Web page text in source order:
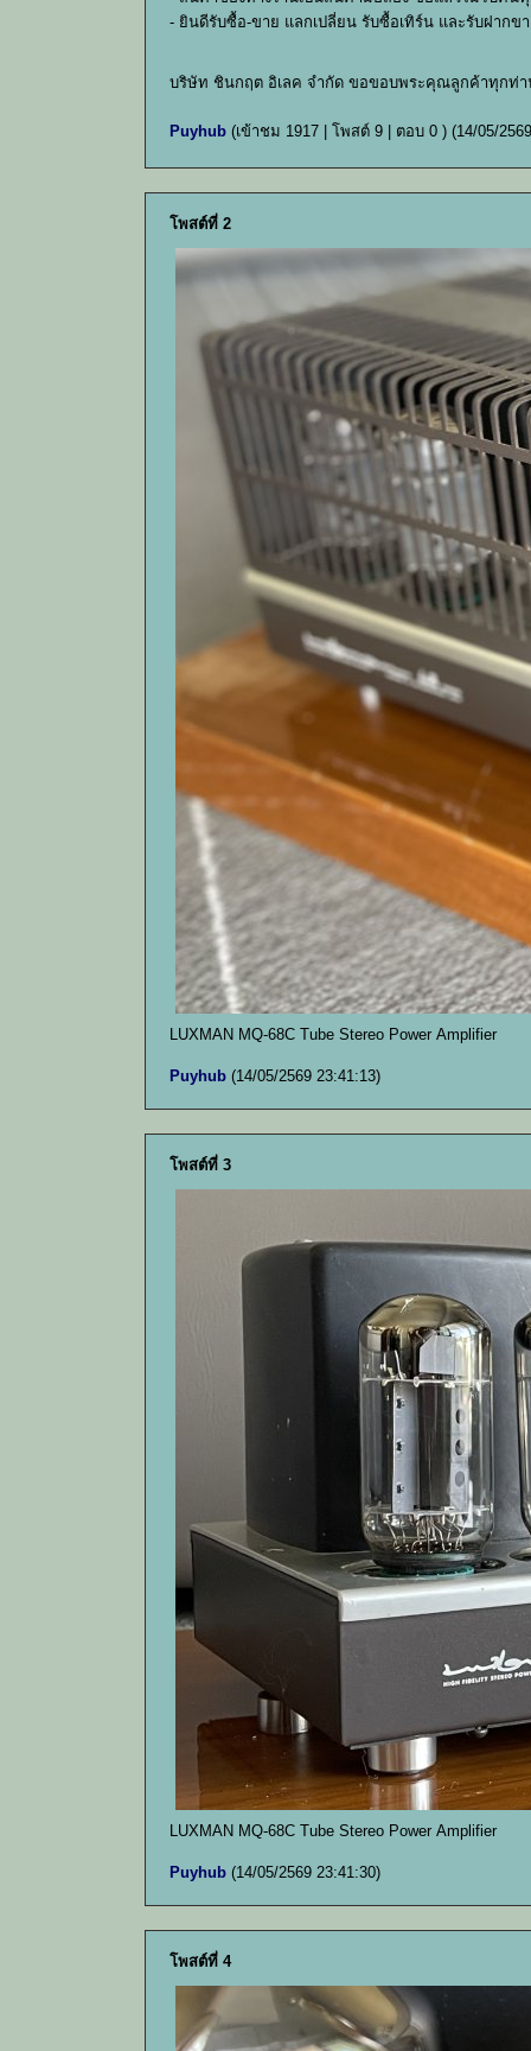
- ยินดีรับซื้อ-ขาย แลกเปลี่ยน รับซื้อเทิร์น และรับฝากข
บริษัท ชินกฤต อิเลค จำกัด ขอขอบพระคุณลูกค้าทุกท่า
Puyhub(เข้าชม 1917 | โพสต์ 9 | ตอบ 0 ) (14/05/
โพสต์ที่ 2
LUXMAN MQ-68C Tube Stereo Power Amplifier
Puyhub (14/05/2569 23:41:13)
โพสต์ที่ 3
LUXMAN MQ-68C Tube Stereo Power Amplifier
Puyhub (14/05/2569 23:41:30)
โพสต์ที่ 4